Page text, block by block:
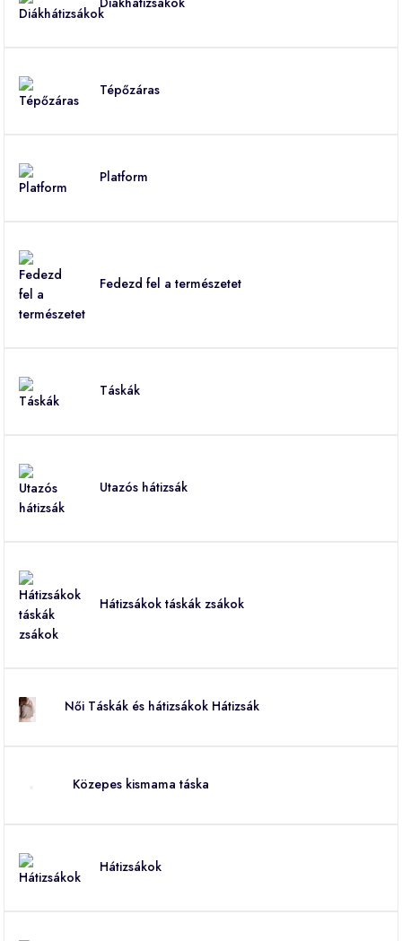
Tépőzáras
Platform
Fedezd fel a természetet
Táskák
Utazós hátizsák
Hátizsákok táskák zsákok
Női Táskák és hátizsákok Hátizsák
Közepes kismama táska
Hátizsákok